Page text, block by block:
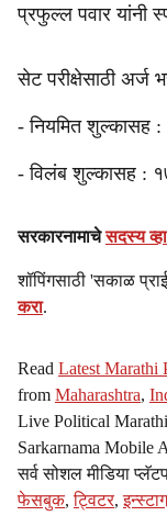
प्रफुल्ल पवार यांनी
सेट परीक्षेसाठी अर्ज
- नियमित शुल्कासह
- विलंब शुल्कासह :
सरकारनामाचेसदस्य व्हा
शॉपिंगसाठी 'सकाळ
करा.
Read Latest Marathi
from Maharashtra,
Live Political
Sarkarnama Mobile
सर्व सोशल मीडिया
फेसबुक,ट्विटर,